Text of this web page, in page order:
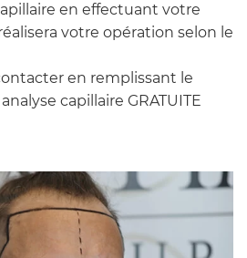
en effectuant votre
votre opération selon le
en remplissant le
capillaire GRATUITE